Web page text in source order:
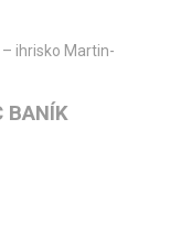
ihrisko Martin-